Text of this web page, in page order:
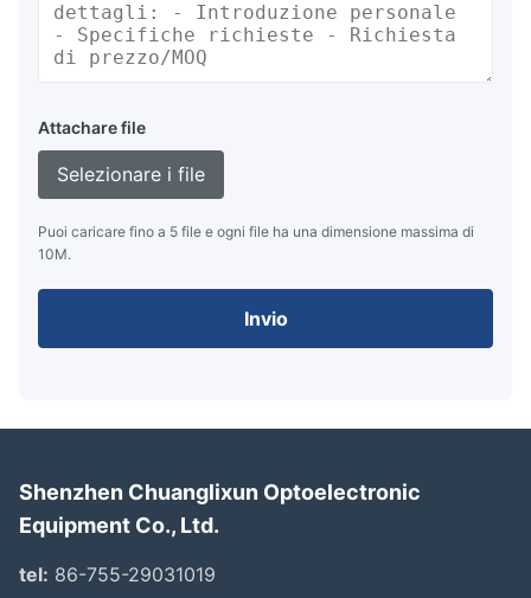
Attachare file
Selezionare i file
Puoi caricare fino a 5 file e ogni file ha una dimensione massima di
10M.
Invio
Shenzhen Chuanglixun Optoelectronic
Equipment Co., Ltd.
tel: 86-755-29031019